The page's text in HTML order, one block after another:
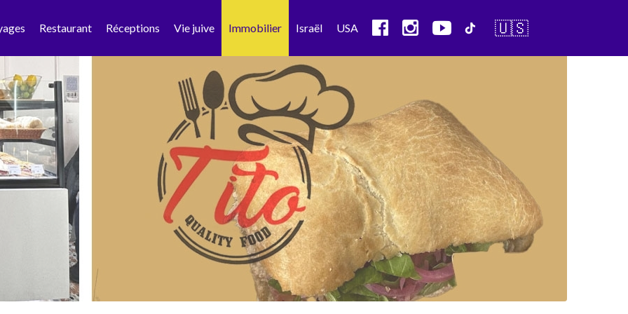
Restaurant Réceptions Vie juive Immobilier Israël USA 🇺🇸